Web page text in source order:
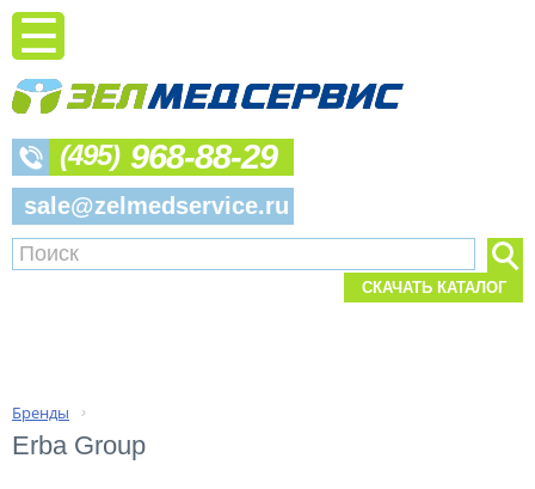
(495) 968-88-29
sale@zelmedservice.ru
СКАЧАТЬ КАТАЛОГ
Бренды ›
Erba Group